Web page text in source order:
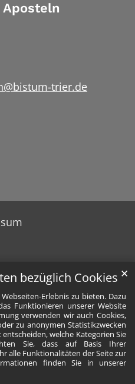
bezüglich Cookies
Erlebnis zu bieten. Dazu
Funktionieren unserer Website
verwenden wir auch Cookies,
zu anonymen Statistikzwecken
welche Kategorien Sie
Sie, dass auf Basis Ihrer
alle Funktionalitäten der Seite zur
finden Sie in unserer
✕
trier.de